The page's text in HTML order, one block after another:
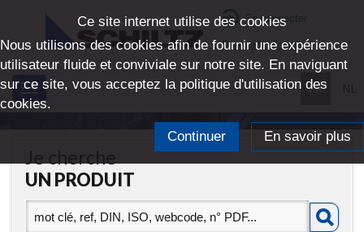
Se connecter
Demande d'accès
Toggle
navigation
FR NL
UN PRODUIT
Ce site internet utilise des cookies
Nous utilisons des cookies afin de fournir une expérience
utilisateur fluide et conviviale sur notre site. En naviguant
sur ce site, vous acceptez la politique d'utilisation des
cookies.
Continuer En savoir plus